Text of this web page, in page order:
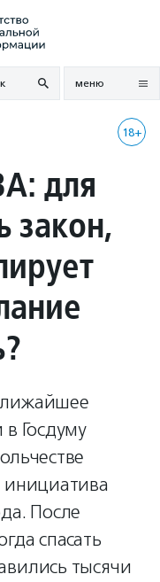
меню
18+
для
закон,
Госдуму
инициатива
После
спасать
тысячи